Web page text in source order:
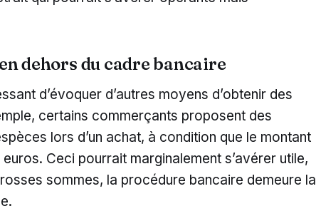
dehors du cadre bancaire
d’évoquer d’autres moyens d’obtenir des
certains commerçants proposent des
lors d’un achat, à condition que le montant
Ceci pourrait marginalement s’avérer utile,
sommes, la procédure bancaire demeure la